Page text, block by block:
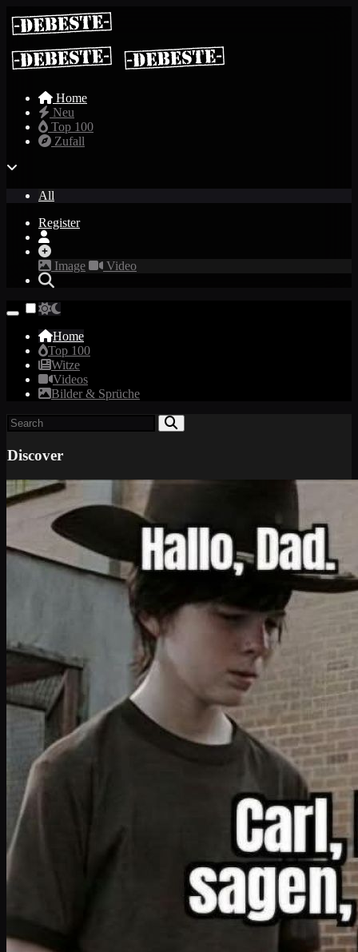
Home
Neu
Top 100
Zufall
All
Register
Image Video
Home
Top 100
Witze
Videos
Bilder & Sprüche
Discover